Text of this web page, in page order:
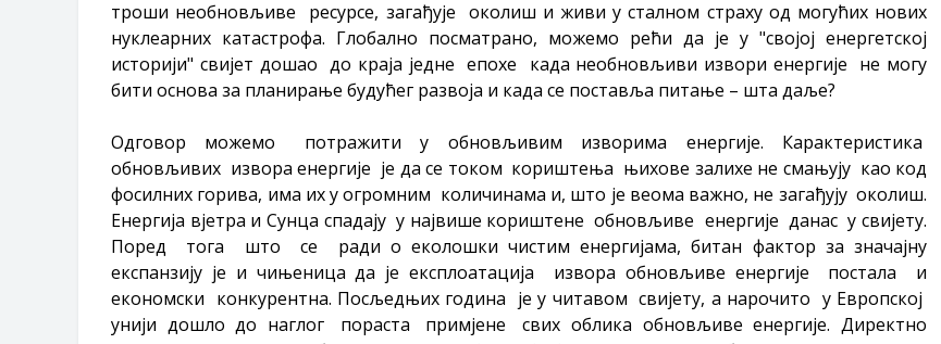
троши необновљиве ресурсе, загађује околиш и живи у сталном страху од могућих нових
нуклеарних катастрофа. Глобално посматрано, можемо рећи да је у "својој енергетској
историји" свијет дошао до краја једне епохе када необновљиви извори енергије не могу
бити основа за планирање будућег развоја и када се поставља питање – шта даље?
Одговор можемо потражити у обновљивим изворима енергије. Карактеристика
обновљивих извора енергије је да се током кориштења њихове залихе не смањују као код
фосилних горива, има их у огромним количинама и, што је веома важно, не загађују околиш.
Енергија вјетра и Сунца спадају у највише кориштене обновљиве енергије данас у свијету.
Поред тога што се ради о еколошки чистим енергијама, битан фактор за значајну
експанзију је и чињеница да је експлоатација извора обновљиве енергије постала и
економски конкурентна. Посљедњих година је у читавом свијету, а нарочито у Европској
унији дошло до наглог пораста примјене свих облика обновљиве енергије. Директно